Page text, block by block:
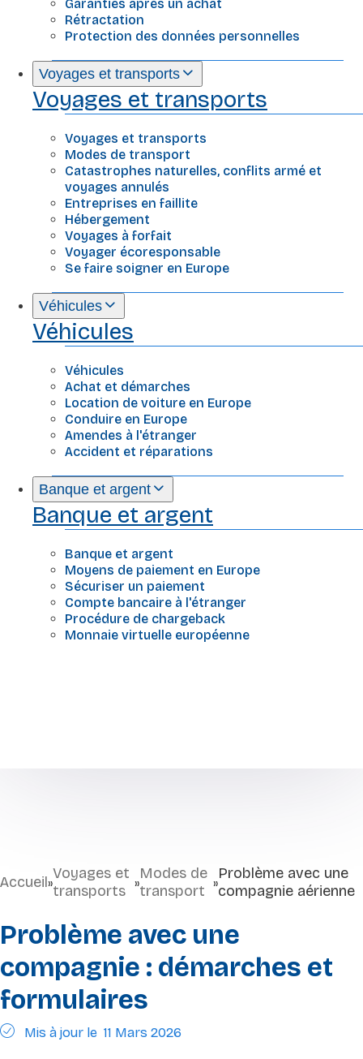
Garanties après un achat
Rétractation
Protection des données personnelles
Voyages et transports
Voyages et transports
Voyages et transports
Modes de transport
Catastrophes naturelles, conflits armé et
voyages annulés
Entreprises en faillite
Hébergement
Voyages à forfait
Voyager écoresponsable
Se faire soigner en Europe
Véhicules
Véhicules
Véhicules
Achat et démarches
Location de voiture en Europe
Conduire en Europe
Amendes à l'étranger
Accident et réparations
Banque et argent
Banque et argent
Banque et argent
Moyens de paiement en Europe
Sécuriser un paiement
Compte bancaire à l'étranger
Procédure de chargeback
Monnaie virtuelle européenne
Accueil»Voyages et
transports
»Modes de
transport »Problème avec une
compagnie aérienne
Problème avec une
compagnie : démarches et
formulaires
Mis à jour le 11 Mars 2026